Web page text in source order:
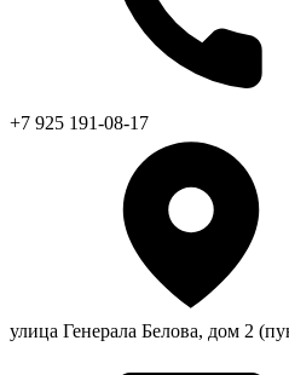
+7 925 191-08-17
улица Генерала Белова, дом 2